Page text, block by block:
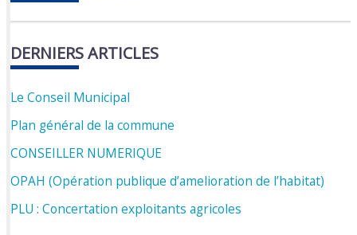
DERNIERS ARTICLES
Le Conseil Municipal
Plan général de la commune
CONSEILLER NUMERIQUE
OPAH (Opération publique d’amelioration de l’habitat)
PLU : Concertation exploitants agricoles